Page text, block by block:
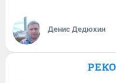
Денис Дедюхин